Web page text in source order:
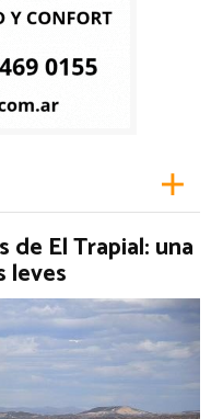
de El Trapial: una
leves